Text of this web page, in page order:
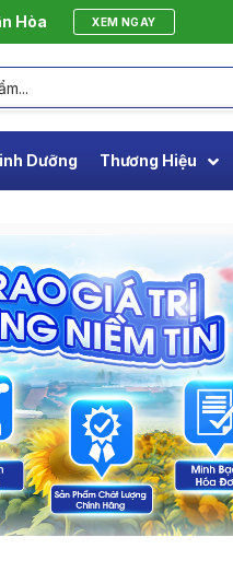
Hòa XEM NGAY
Dưỡng Thương Hiệu